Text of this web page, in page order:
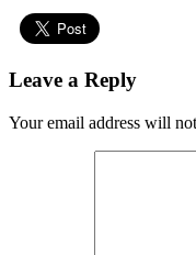
Leave a Reply
Your email address will